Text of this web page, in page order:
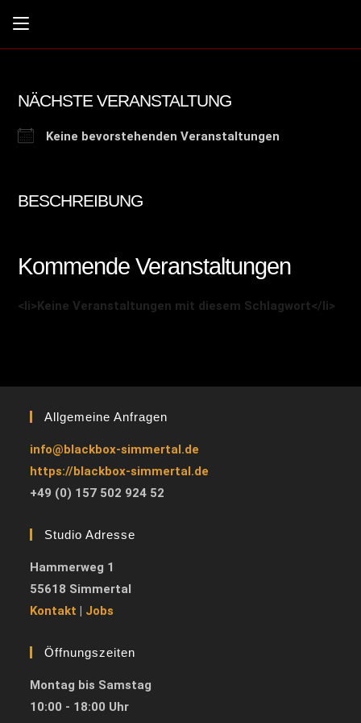
NÄCHSTE VERANSTALTUNG
Keine bevorstehenden Veranstaltungen
BESCHREIBUNG
Kommende Veranstaltungen
<li>Keine Veranstaltungen mit diesem Schlagwort</li>
Allgemeine Anfragen
info@blackbox-simmertal.de
https://blackbox-simmertal.de
+49 (0) 157 502 924 52
Studio Adresse
Hammerweg 1
55618 Simmertal
Kontakt | Jobs
Öffnungszeiten
Montag bis Samstag
10:00 - 18:00 Uhr